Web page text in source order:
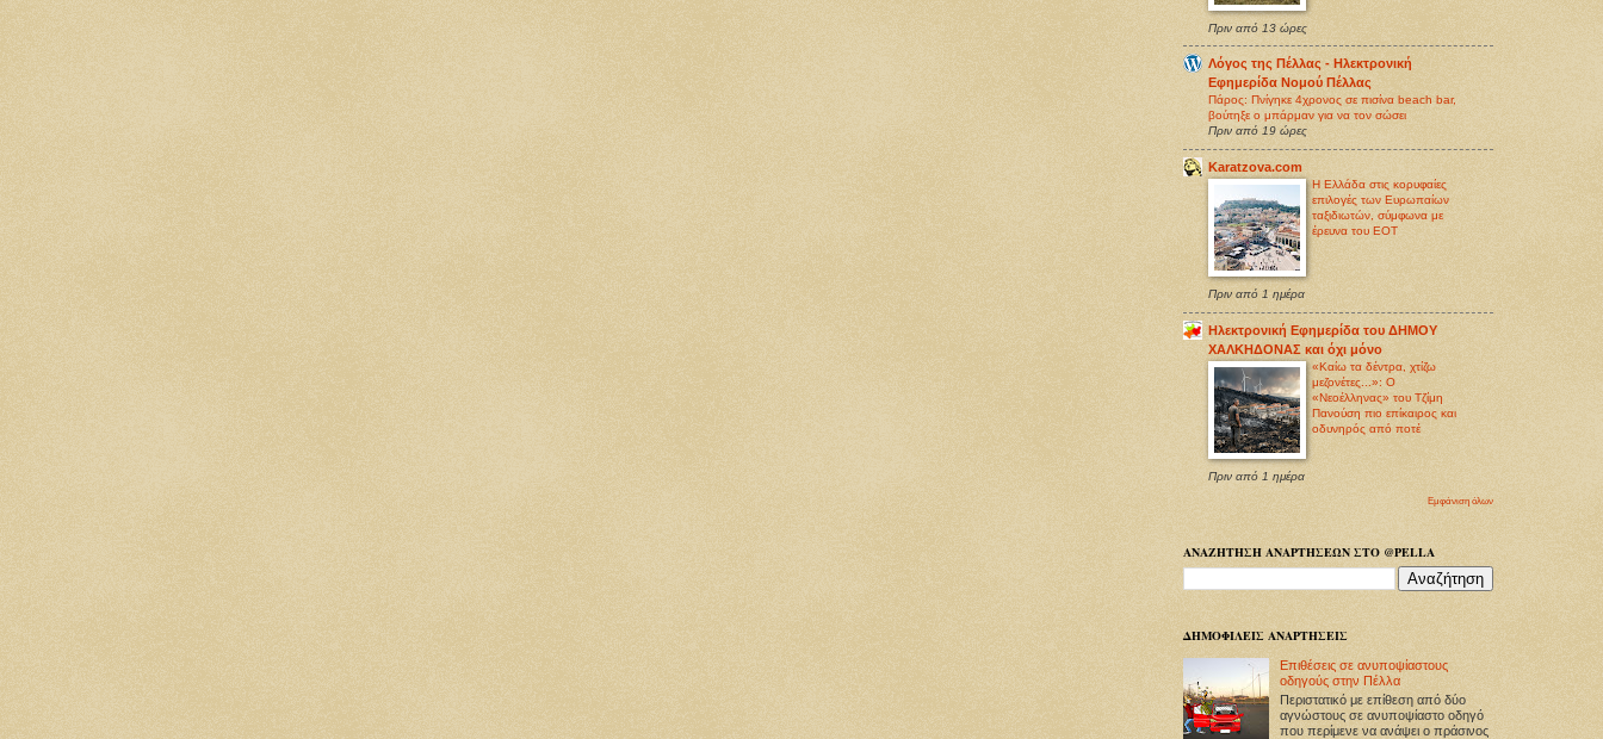
Πριν από 13 ώρες
Λόγος της Πέλλας - Ηλεκτρονική
Εφημερίδα Νομού Πέλλας
Πάρος: Πνίγηκε 4χρονος σε πισίνα beach bar,
βούτηξε ο μπάρμαν για να τον σώσει
Πριν από 19 ώρες
Karatzova.com
Η Ελλάδα στις κορυφαίες
επιλογές των Ευρωπαίων
ταξιδιωτών, σύμφωνα με
έρευνα του ΕΟΤ
Πριν από 1 ημέρα
Ηλεκτρονική Εφημερίδα του ΔΗΜΟΥ
ΧΑΛΚΗΔΟΝΑΣ και όχι μόνο
«Καίω τα δέντρα, χτίζω
μεζονέτες...»: Ο
«Νεοέλληνας» του Τζίμη
Πανούση πιο επίκαιρος και
οδυνηρός από ποτέ
Πριν από 1 ημέρα
Εμφάνιση όλων
ΑΝΑΖΗΤΗΣΗ ΑΝΑΡΤΗΣΕΩΝ ΣΤΟ @PELLA
ΔΗΜΟΦΙΛΕΙΣ ΑΝΑΡΤΗΣΕΙΣ
Επιθέσεις σε ανυποψίαστους
οδηγούς στην Πέλλα
Περιστατικό με επίθεση από δύο
αγνώστους σε ανυποψίαστο οδηγό
που περίμενε να ανάψει ο πράσινος